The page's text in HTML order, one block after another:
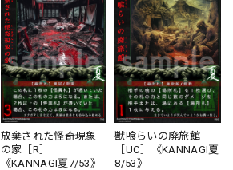
放棄された怪奇現象
の家［R］
《KANNAGI夏7/53》
獣喰らいの廃旅館
［UC］《KANNAGI夏
8/53》